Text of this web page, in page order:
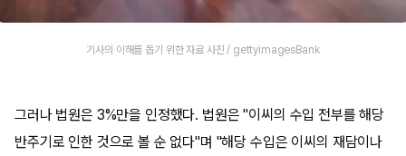
기사의 이해를 돕기 위한 자료 사진 / gettyimagesBank
그러나 법원은 3%만을 인정했다. 법원은 "이씨의 수입 전부를 해당
반주기로 인한 것으로 볼 순 없다"며 "해당 수입은 이씨의 재담이나